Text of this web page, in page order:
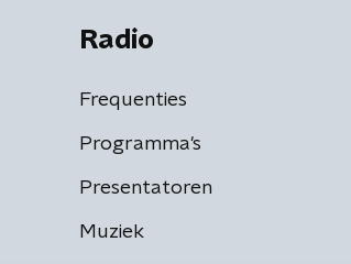
Radio
Frequenties
Programma's
Presentatoren
Muziek